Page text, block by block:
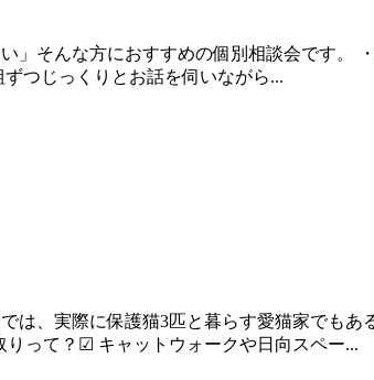
」そんな方におすすめの個別相談会です
つじっくりとお話を伺いながら...
は、実際に保護猫3匹と暮らす愛猫家でも
って？☑ キャットウォークや日向スペー...